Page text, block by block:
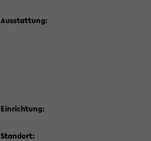
Ausstattung:
Einrichtung:
Standort: